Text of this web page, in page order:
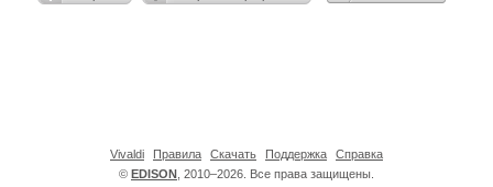
© EDISON , 2010–2026. Все права защищены.
Vivaldi Правила Скачать Поддержка Справка